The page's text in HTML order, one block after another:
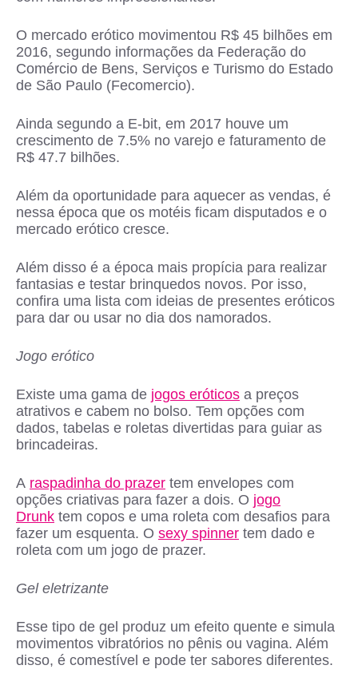
O mercado erótico movimentou R$ 45 bilhões em
2016, segundo informações da Federação do
Comércio de Bens, Serviços e Turismo do Estado
de São Paulo (Fecomercio).
Ainda segundo a E-bit, em 2017 houve um
crescimento de 7.5% no varejo e faturamento de
R$ 47.7 bilhões.
Além da oportunidade para aquecer as vendas, é
nessa época que os motéis ficam disputados e o
mercado erótico cresce.
Além disso é a época mais propícia para realizar
fantasias e testar brinquedos novos. Por isso,
confira uma lista com ideias de presentes eróticos
para dar ou usar no dia dos namorados.
Jogo erótico
Existe uma gama de jogos eróticos a preços
atrativos e cabem no bolso. Tem opções com
dados, tabelas e roletas divertidas para guiar as
brincadeiras.
A raspadinha do prazer tem envelopes com
opções criativas para fazer a dois. O jogo
Drunk tem copos e uma roleta com desafios para
fazer um esquenta. O sexy spinner tem dado e
roleta com um jogo de prazer.
Gel eletrizante
Esse tipo de gel produz um efeito quente e simula
movimentos vibratórios no pênis ou vagina. Além
disso, é comestível e pode ter sabores diferentes.